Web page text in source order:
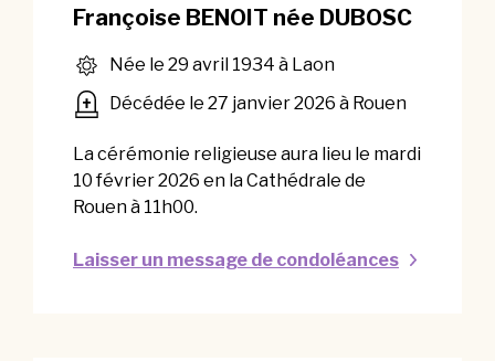
Françoise BENOIT née DUBOSC
Née le 29 avril 1934 à Laon
Décédée le 27 janvier 2026 à Rouen
La cérémonie religieuse aura lieu le mardi
10 février 2026 en la Cathédrale de
Rouen à 11h00.
Laisser un message de condoléances